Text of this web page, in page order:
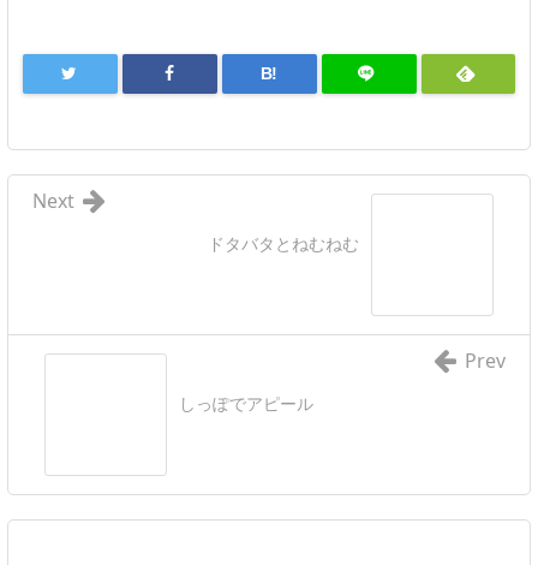
B!
ドタバタとねむねむ
Next
しっぽでアピール
Prev